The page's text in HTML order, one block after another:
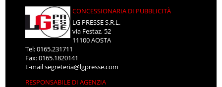
CONCESSIONARIA DI PUBBLICITÀ
LG PRESSE S.R.L.
via Festaz, 52
11100 AOSTA
Tel: 0165.231711
Fax: 0165.1820141
E-mailsegreteria@lgpresse.com
RESPONSABILE DI AGENZIA